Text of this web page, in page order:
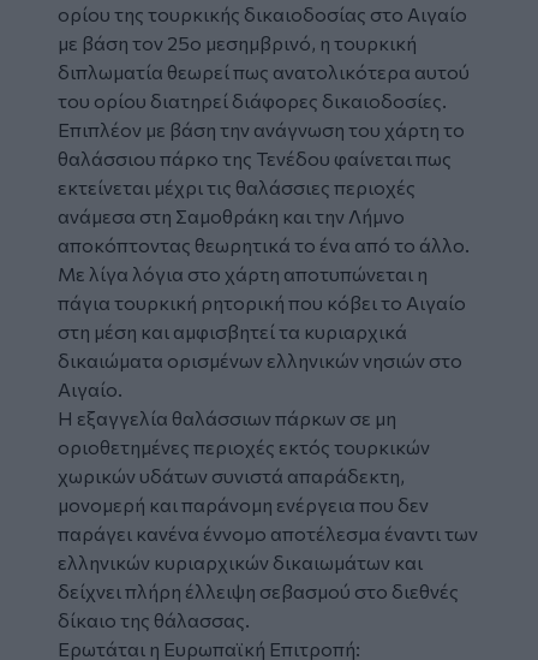
ορίου της τουρκικής δικαιοδοσίας στο Αιγαίο
με βάση τον 25ο μεσημβρινό, η τουρκική
διπλωματία θεωρεί πως ανατολικότερα αυτού
του ορίου διατηρεί διάφορες δικαιοδοσίες.
Επιπλέον με βάση την ανάγνωση του χάρτη το
θαλάσσιου πάρκο της Τενέδου φαίνεται πως
εκτείνεται μέχρι τις θαλάσσιες περιοχές
ανάμεσα στη Σαμοθράκη και την Λήμνο
αποκόπτοντας θεωρητικά το ένα από το άλλο.
Με λίγα λόγια στο χάρτη αποτυπώνεται η
πάγια τουρκική ρητορική που κόβει το Αιγαίο
στη μέση και αμφισβητεί τα κυριαρχικά
δικαιώματα ορισμένων ελληνικών νησιών στο
Αιγαίο.
Η εξαγγελία θαλάσσιων πάρκων σε μη
οριοθετημένες περιοχές εκτός τουρκικών
χωρικών υδάτων συνιστά απαράδεκτη,
μονομερή και παράνομη ενέργεια που δεν
παράγει κανένα έννομο αποτέλεσμα έναντι των
ελληνικών κυριαρχικών δικαιωμάτων και
δείχνει πλήρη έλλειψη σεβασμού στο διεθνές
δίκαιο της θάλασσας.
Ερωτάται η Ευρωπαϊκή Επιτροπή: